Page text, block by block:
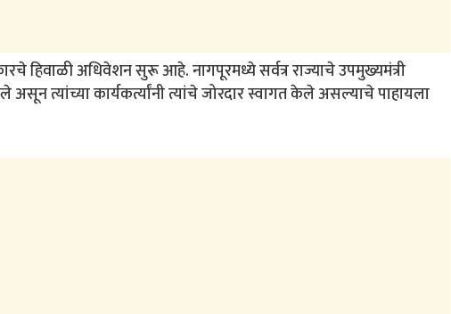
हिवाळी अधिवेशन सुरू आहे. नागपूरमध्ये सर्वत्र राज्याचे उपमुख्यमंत्री
त्यांच्या कार्यकर्त्यांनी त्यांचे जोरदार स्वागत केले असल्याचे पाहायला